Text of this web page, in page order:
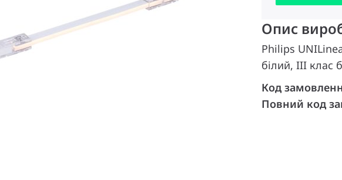
Опис
Philips
білий, III клас
Код
Повний код